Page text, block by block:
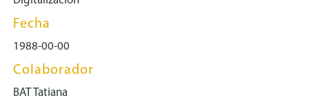
Fecha
1988-00-00
Colaborador
BAT Tatiana